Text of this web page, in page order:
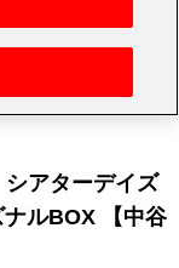
マスター ミリオンライブ！
アターデイズ
ルBOX 【中谷